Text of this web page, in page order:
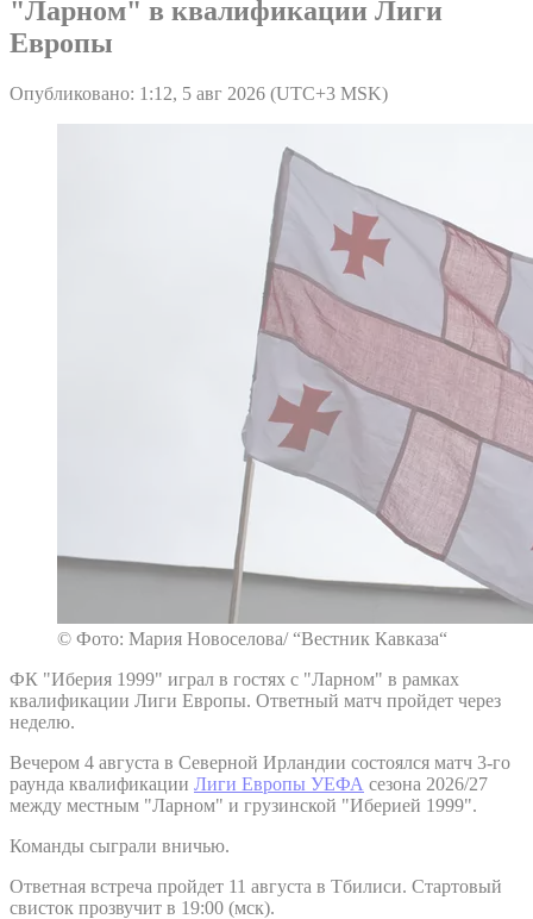
"Ларном" в квалификации Лиги
Европы
Опубликовано: 1:12, 5 авг 2026 (UTC+3 MSK)
© Фото: Мария Новоселова/ “Вестник Кавказа“
ФК "Иберия 1999" играл в гостях с "Ларном" в рамках
квалификации Лиги Европы. Ответный матч пройдет через
неделю.
Вечером 4 августа в Северной Ирландии состоялся матч 3-го
раунда квалификации Лиги Европы УЕФА сезона 2026/27
между местным "Ларном" и грузинской "Иберией 1999".
Команды сыграли вничью.
Ответная встреча пройдет 11 августа в Тбилиси. Стартовый
свисток прозвучит в 19:00 (мск).